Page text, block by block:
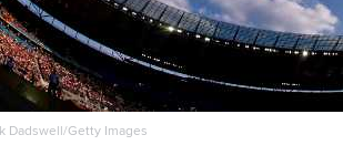
Dadswell/Getty Images